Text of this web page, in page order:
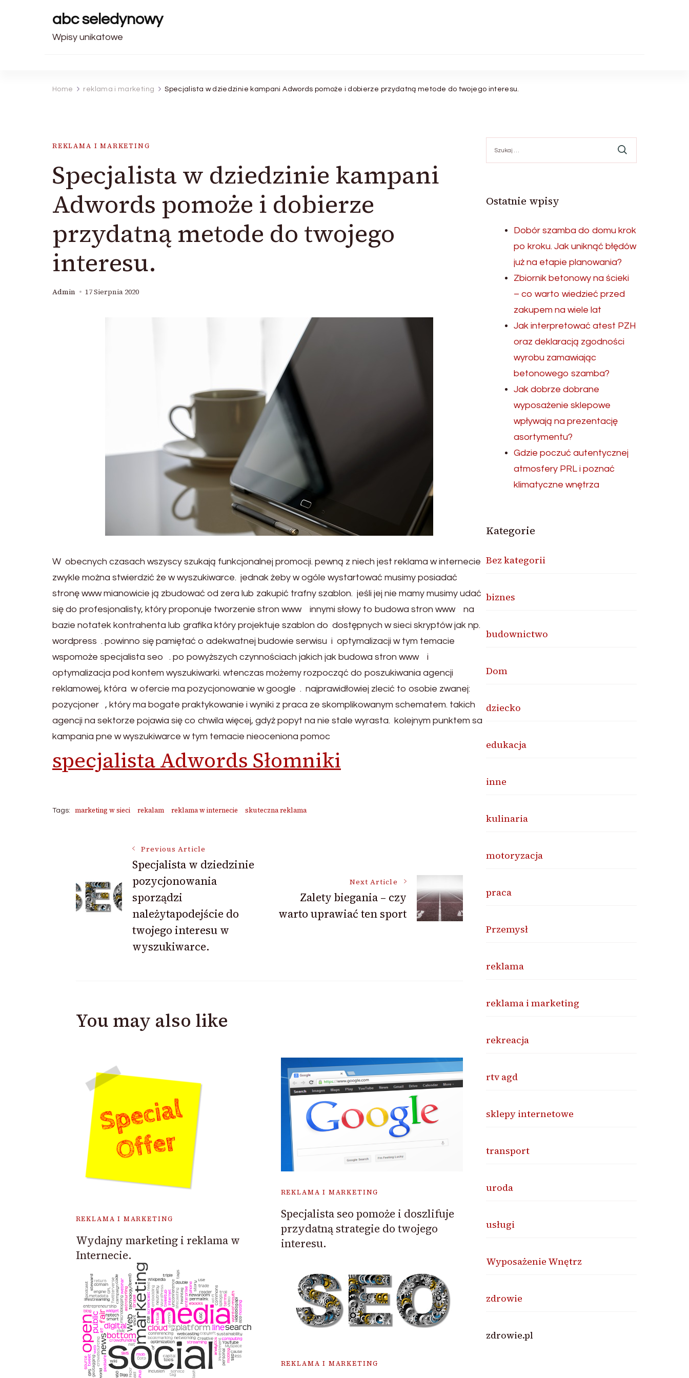
abc seledynowy
Wpisy unikatowe
Home reklama i marketing Specjalista w dziedzinie kampani Adwords pomoże i dobierze przydatną metode do twojego interesu.
REKLAMA I MARKETING
Specjalista w dziedzinie kampani
Adwords pomoże i dobierze
przydatną metode do twojego
interesu.
Admin 17 Sierpnia 2020
W obecnych czasach wszyscy szukają funkcjonalnej promocji. pewną z niech jest reklama w internecie
zwykle można stwierdzić że w wyszukiwarce. jednak żeby w ogóle wystartować musimy posiadać
stronę www mianowicie ją zbudować od zera lub zakupić trafny szablon. jeśli jej nie mamy musimy udać
się do profesjonalisty, który proponuje tworzenie stron www innymi słowy to budowa stron www na
bazie notatek kontrahenta lub grafika który projektuje szablon do dostępnych w sieci skryptów jak np.
wordpress . powinno się pamiętać o adekwatnej budowie serwisu i optymalizacji w tym temacie
wspomoże specjalista seo . po powyższych czynnościach jakich jak budowa stron www i
optymalizacja pod kontem wyszukiwarki. wtenczas możemy rozpocząć do poszukiwania agencji
reklamowej, która w ofercie ma pozycjonowanie w google . najprawidłowiej zlecić to osobie zwanej:
pozycjoner , który ma bogate praktykowanie i wyniki z praca ze skomplikowanym schematem. takich
agencji na sektorze pojawia się co chwila więcej, gdyż popyt na nie stale wyrasta. kolejnym punktem sa
kampania pne w wyszukiwarce w tym temacie nieoceniona pomoc
specjalista Adwords Słomniki
Tags: marketing w sieci rekalam reklama w internecie skuteczna reklama
Navigation
Previous Article
Specjalista w dziedzinie
pozycjonowania
sporządzi
należytapodejście do
twojego interesu w
wyszukiwarce.
Next Article
Zalety biegania – czy
warto uprawiać ten sport
You may also like
REKLAMA I MARKETING
Wydajny marketing i reklama w
Internecie.
REKLAMA I MARKETING
Specjalista seo pomoże i doszlifuje
przydatną strategie do twojego
interesu.
REKLAMA I MARKETING
Ostatnie wpisy
Dobór szamba do domu krok
po kroku. Jak uniknąć błędów
już na etapie planowania?
Zbiornik betonowy na ścieki
– co warto wiedzieć przed
zakupem na wiele lat
Jak interpretować atest PZH
oraz deklaracją zgodności
wyrobu zamawiając
betonowego szamba?
Jak dobrze dobrane
wyposażenie sklepowe
wpływają na prezentację
asortymentu?
Gdzie poczuć autentycznej
atmosfery PRL i poznać
klimatyczne wnętrza
Kategorie
Bez kategorii
biznes
budownictwo
Dom
dziecko
edukacja
inne
kulinaria
motoryzacja
praca
Przemysł
reklama
reklama i marketing
rekreacja
rtv agd
sklepy internetowe
transport
uroda
usługi
Wyposażenie Wnętrz
zdrowie
zdrowie.pl